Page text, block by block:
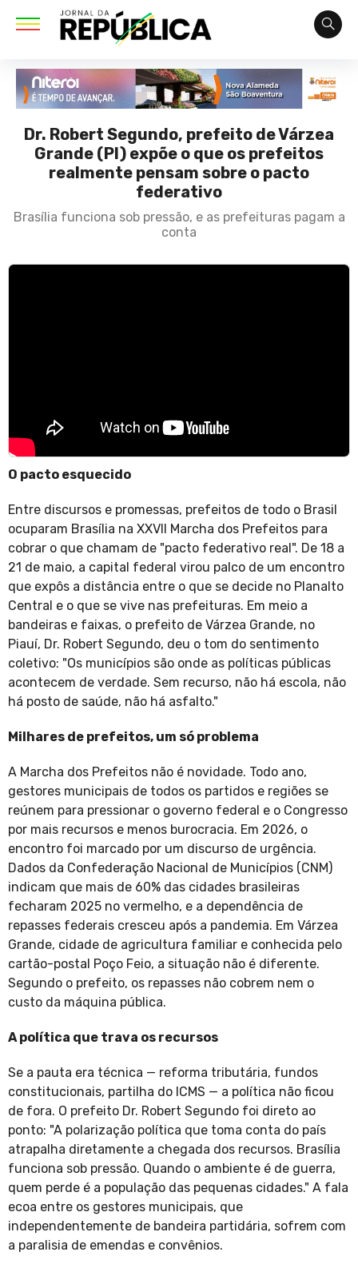
Dr. Robert Segundo, prefeito de Várzea
Grande (PI) expõe o que os prefeitos
realmente pensam sobre o pacto
federativo
Brasília funciona sob pressão, e as prefeituras pagam a
conta
O pacto esquecido
Entre discursos e promessas, prefeitos de todo o Brasil
ocuparam Brasília na XXVII Marcha dos Prefeitos para
cobrar o que chamam de "pacto federativo real". De 18 a
21 de maio, a capital federal virou palco de um encontro
que expôs a distância entre o que se decide no Planalto
Central e o que se vive nas prefeituras. Em meio a
bandeiras e faixas, o prefeito de Várzea Grande, no
Piauí, Dr. Robert Segundo, deu o tom do sentimento
coletivo: "Os municípios são onde as políticas públicas
acontecem de verdade. Sem recurso, não há escola, não
há posto de saúde, não há asfalto."
Milhares de prefeitos, um só problema
A Marcha dos Prefeitos não é novidade. Todo ano,
gestores municipais de todos os partidos e regiões se
reúnem para pressionar o governo federal e o Congresso
por mais recursos e menos burocracia. Em 2026, o
encontro foi marcado por um discurso de urgência.
Dados da Confederação Nacional de Municípios (CNM)
indicam que mais de 60% das cidades brasileiras
fecharam 2025 no vermelho, e a dependência de
repasses federais cresceu após a pandemia. Em Várzea
Grande, cidade de agricultura familiar e conhecida pelo
cartão-postal Poço Feio, a situação não é diferente.
Segundo o prefeito, os repasses não cobrem nem o
custo da máquina pública.
A política que trava os recursos
Se a pauta era técnica — reforma tributária, fundos
constitucionais, partilha do ICMS — a política não ficou
de fora. O prefeito Dr. Robert Segundo foi direto ao
ponto: "A polarização política que toma conta do país
atrapalha diretamente a chegada dos recursos. Brasília
funciona sob pressão. Quando o ambiente é de guerra,
quem perde é a população das pequenas cidades." A fala
ecoa entre os gestores municipais, que
independentemente de bandeira partidária, sofrem com
a paralisia de emendas e convênios.